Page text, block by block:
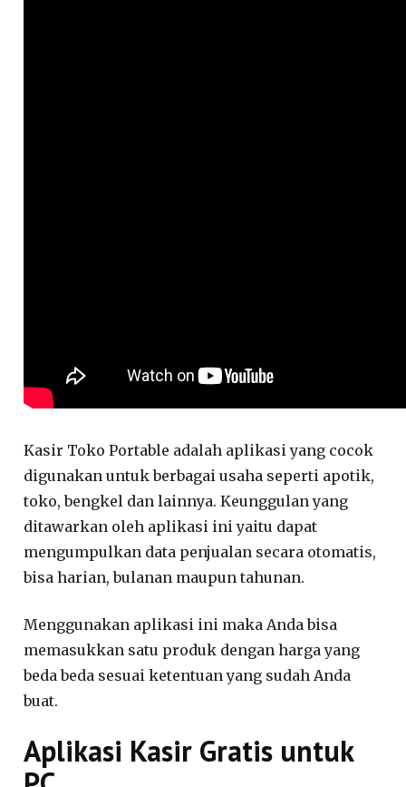
Kasir Toko Portable adalah aplikasi yang cocok
digunakan untuk berbagai usaha seperti apotik,
toko, bengkel dan lainnya. Keunggulan yang
ditawarkan oleh aplikasi ini yaitu dapat
mengumpulkan data penjualan secara otomatis,
bisa harian, bulanan maupun tahunan.
Menggunakan aplikasi ini maka Anda bisa
memasukkan satu produk dengan harga yang
beda beda sesuai ketentuan yang sudah Anda
buat.
Aplikasi Kasir Gratis untuk